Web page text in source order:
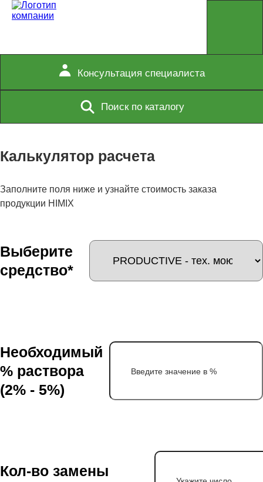
Консультация специалиста
Поиск по каталогу
Калькулятор расчета
Заполните поля ниже и узнайте стоимость заказа
продукции HIMIX
Выберите
средство*
Необходимый
% раствора
(2% - 5%)
Кол-во замены